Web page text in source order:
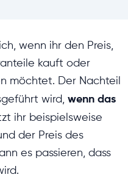
wenn ihr den Preis,
kauft oder
möchtet. Der Nachteil
wird, wenn das
ihr beispielsweise
der Preis des
es passieren, dass